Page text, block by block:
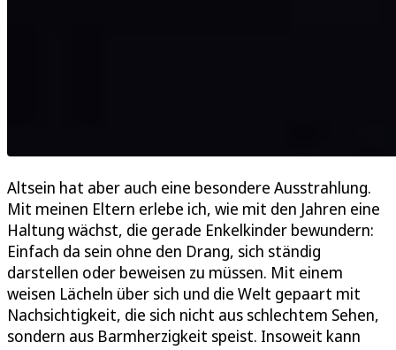
Altsein hat aber auch eine besondere Ausstrahlung.
Mit meinen Eltern erlebe ich, wie mit den Jahren eine
Haltung wächst, die gerade Enkelkinder bewundern:
Einfach da sein ohne den Drang, sich ständig
darstellen oder beweisen zu müssen. Mit einem
weisen Lächeln über sich und die Welt gepaart mit
Nachsichtigkeit, die sich nicht aus schlechtem Sehen,
sondern aus Barmherzigkeit speist. Insoweit kann